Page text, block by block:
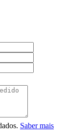
Saber mais